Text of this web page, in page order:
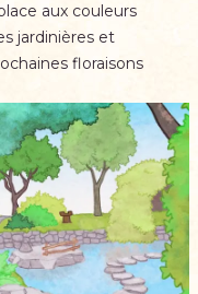
aux couleurs
jardinières et
floraisons